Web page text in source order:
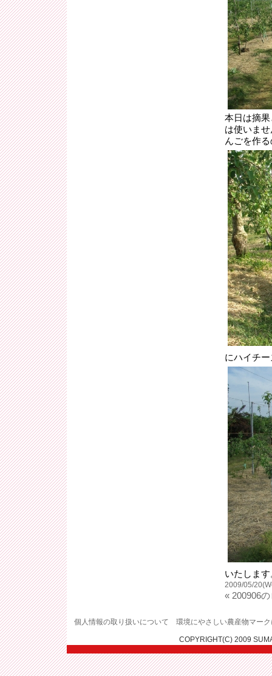
本日は摘
は使いま
んごを作
にハイチ
いたしま
2009/05/
« 200906
個人情報の取り扱いについて 環境にやさしい農産物マー
COPYRIGHT(C) 2009